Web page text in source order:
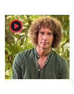
player2